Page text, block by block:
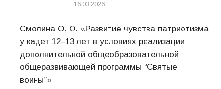
16.03.2026
Смолина О. О. «Развитие чувства патриотизма
у кадет 12–13 лет в условиях реализации
дополнительной общеобразовательной
общеразвивающей программы “Святые
воины”»